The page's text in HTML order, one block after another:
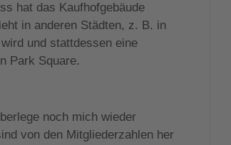
hat das Kaufhofgebäude
in anderen Städten, z. B. in
und stattdessen eine
Park Square.
noch mich wieder
von den Mitgliederzahlen her